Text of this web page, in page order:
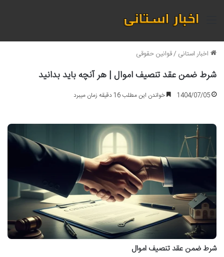
منو
اخبار استانی /قوانین حقوقی
شرط ضمن عقد تنصیف اموال | هر آنچه باید بدانید
1404/07/05 خواندن این مطلب 16 دقیقه زمان میبرد
شرط ضمن عقد تنصیف اموال